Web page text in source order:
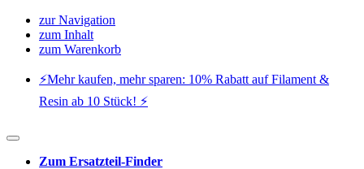
zur Navigation
zum Inhalt
zum Warenkorb
⚡️Mehr kaufen, mehr sparen: 10% Rabatt auf Filament &
Resin ab 10 Stück! ⚡️
Zum Ersatzteil-Finder